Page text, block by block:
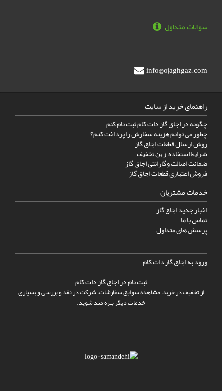
سوالات متداول
info@ojaghgaz.com
راهنمای خرید از سایت
چگونه در اجاق گاز دات کام ثبت نام کنم
چطور می توانم هزینه سفارش را پرداخت کنم؟
روش ارسال قطعات اجاق گاز
شرایط استفاده از بن تخفیف
ضمانت اصالت و گارانتی اجاق گاز
فروش اعتباری قطعات اجاق گاز
خدمات مشتریان
اخبار جدید اجاق گاز
تماس با ما
پرسش های متداول
ورود به اجاق گاز دات کام
ثبت نام در اجاق گاز دات کام
از تخفیف در خرید، مشاهده سوابق سفارشات، شرکت در نقد و بررسی و بسیاری
خدمات دیگر بهره مند شوید.